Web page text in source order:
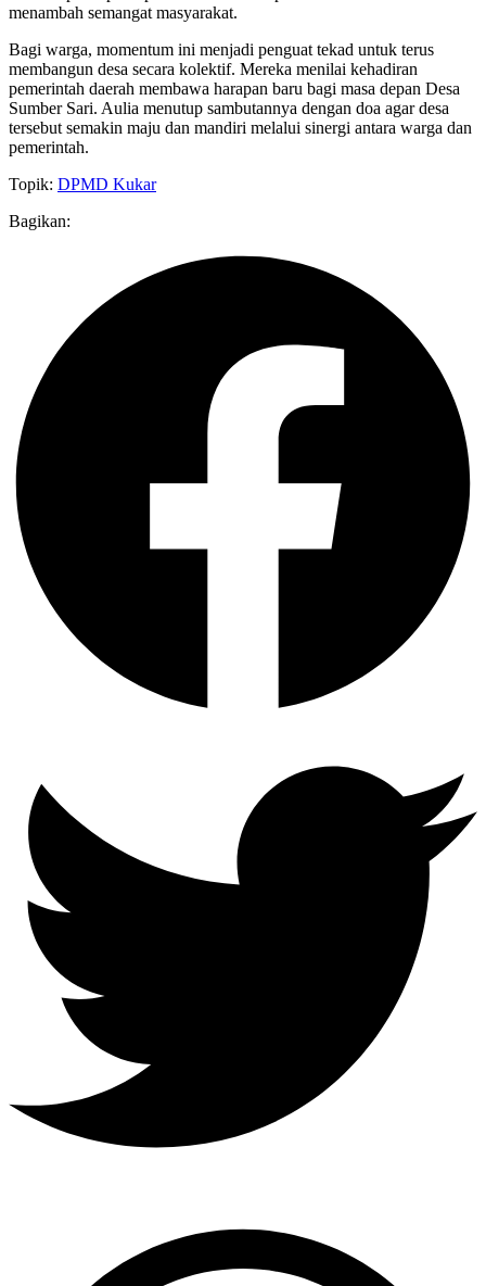
menambah semangat masyarakat.
Bagi warga, momentum ini menjadi penguat tekad untuk terus
membangun desa secara kolektif. Mereka menilai kehadiran
pemerintah daerah membawa harapan baru bagi masa depan Desa
Sumber Sari. Aulia menutup sambutannya dengan doa agar desa
tersebut semakin maju dan mandiri melalui sinergi antara warga dan
pemerintah.
Topik: DPMD Kukar
Bagikan: